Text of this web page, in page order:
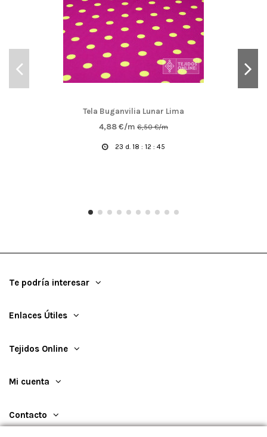
Tela Buganvilia Lunar Lima
4,88 €/m 6,50 €/m
23 d. 18 : 12 : 44
Te podría interesar
Enlaces Útiles
Tejidos Online
Mi cuenta
Contacto